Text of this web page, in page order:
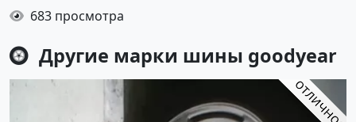
683 просмотра
Другие марки шины goodyear